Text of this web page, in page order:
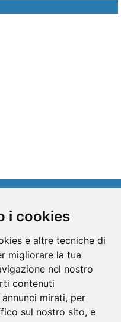
i cookies
e altre tecniche di
migliorare la tua
nel nostro
contenuti
mirati, per
sul nostro sito, e
DIRETTA TV
DIRETTA RADIO
2026
-www.trgmedia.it- Powered by